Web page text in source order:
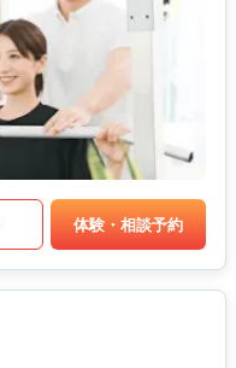
体験・相談予約